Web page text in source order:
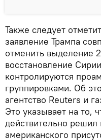
Также следует
заявление Трампа
отменить выделение
восстановление
контролируются
группировками. Об
агентство Reuters и
Это указывает на то,
действительно решил
американского